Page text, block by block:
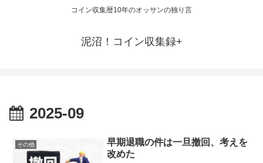
コイン収集暦10年のオッサンの独り言
泥沼！コイン収集録+
2025-09
その他
早期退職の件は一旦撤回、考えを
改めた